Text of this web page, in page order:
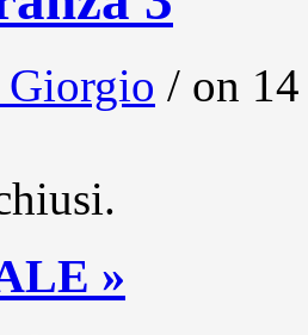
/ on
»